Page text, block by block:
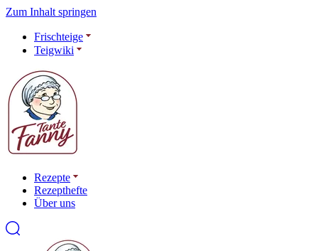
Zum Inhalt springen
Frischteige
Teigwiki
Rezepte
Rezepthefte
Über uns